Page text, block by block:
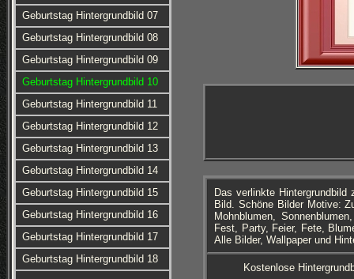
Geburtstag Hintergrundbild 07
Geburtstag Hintergrundbild 08
Geburtstag Hintergrundbild 09
Geburtstag Hintergrundbild 10
Geburtstag Hintergrundbild 11
Geburtstag Hintergrundbild 12
Geburtstag Hintergrundbild 13
Geburtstag Hintergrundbild 14
Geburtstag Hintergrundbild 15
Geburtstag Hintergrundbild 16
Geburtstag Hintergrundbild 17
Geburtstag Hintergrundbild 18
Das verlinkte
Bild. Schöne Bilder Motive:
Mohnblumen,
Fest, Party, Feier, Fete,
Alle Bilder, Wallpaper und
Kostenlose